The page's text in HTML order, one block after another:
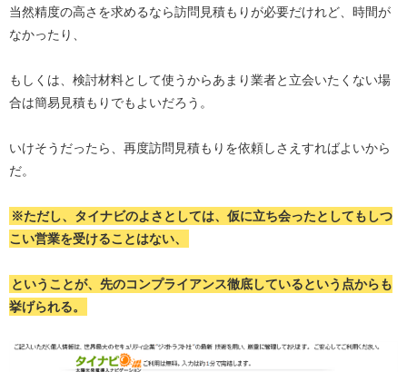
当然精度の高さを求めるなら訪問見積もりが必要だけれど、時間が
なかったり、
もしくは、検討材料として使うからあまり業者と立会いたくない場
合は簡易見積もりでもよいだろう。
いけそうだったら、再度訪問見積もりを依頼しさえすればよいから
だ。
※ただし、タイナビのよさとしては、仮に立ち会ったとしてもしつ
こい営業を受けることはない、
ということが、先のコンプライアンス徹底しているという点からも
挙げられる。